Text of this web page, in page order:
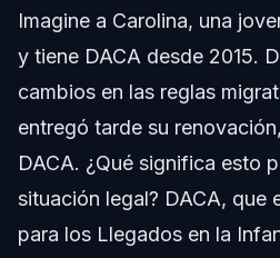
Imagine a Carolina, una
y tiene DACA desde 2015.
cambios en las reglas
entregó tarde su
DACA. ¿Qué significa esto
situación legal? DACA, que
para los Llegados en la